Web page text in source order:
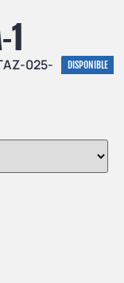
025-
DISPONIBLE